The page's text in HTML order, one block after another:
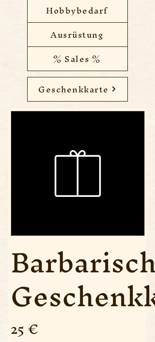
Hobbybedarf
Ausrüstung
% Sales %
Geschenkkarte
Barbarische
25 €